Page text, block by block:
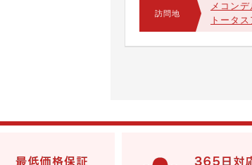
訪問地
メコン
トータ